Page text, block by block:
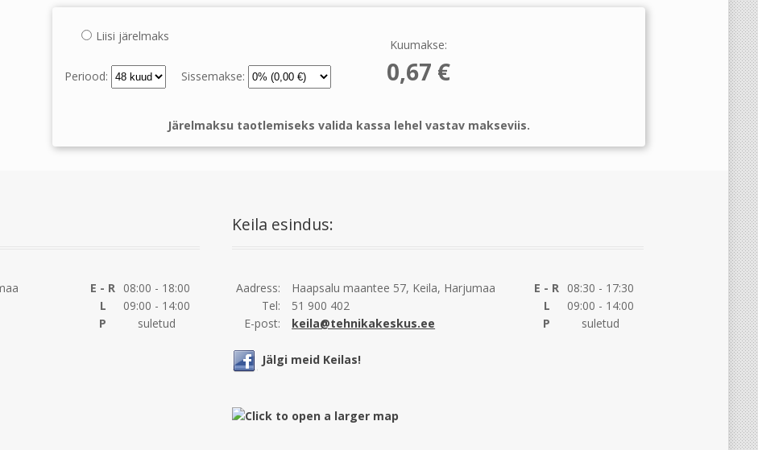
Liisi järelmaks
Periood: Sissemakse:
Kuumakse:
0,67 €
Järelmaksu taotlemiseks valida kassa lehel vastav makseviis.
E - R 08:00 - 18:00
L
09:00 - 14:00
P
suletud
Keila esindus:
Aadress:
Haapsalu maantee 57, Keila, Harjumaa
Tel:
51 900 402
E-post:
keila@tehnikakeskus.ee
E - R 08:30 - 17:30
L
09:00 - 14:00
P
suletud
Jälgi meid Keilas!